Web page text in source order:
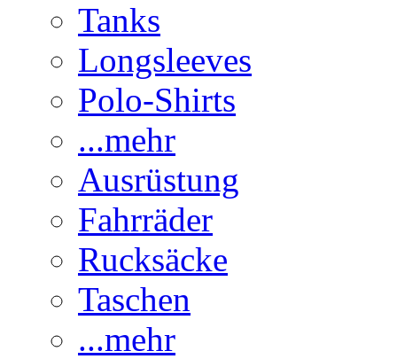
Tanks
Longsleeves
Polo-Shirts
...mehr
Ausrüstung
Fahrräder
Rucksäcke
Taschen
...mehr